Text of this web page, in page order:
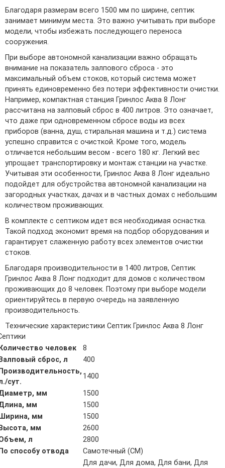
Благодаря размерам всего 1500 мм по ширине, септик
занимает минимум места. Это важно учитывать при выборе
модели, чтобы избежать последующего переноса
сооружения.
При выборе автономной канализации важно обращать
внимание на показатель залпового сброса - это
максимальный объем стоков, который система может
принять единовременно без потери эффективности очистки.
Например, компактная станция Гринлос Аква 8 Лонг
рассчитана на залповый сброс в 400 литров. Это означает,
что даже при одновременном сбросе воды из всех
приборов (ванна, душ, стиральная машина и т.д.) система
успешно справится с очисткой. Кроме того, модель
отличается небольшим весом - всего 180 кг. Легкий вес
упрощает транспортировку и монтаж станции на участке.
Учитывая эти особенности, Гринлос Аква 8 Лонг идеально
подойдет для обустройства автономной канализации на
загородных участках, дачах и в частных домах с небольшим
количеством проживающих.
В комплекте с септиком идет вся необходимая оснастка.
Такой подход экономит время на подбор оборудования и
гарантирует слаженную работу всех элементов очистки
стоков.
Благодаря производительности в 1400 литров, Септик
Гринлос Аква 8 Лонг подходит для домов с количеством
проживающих до 8 человек. Поэтому при выборе модели
ориентируйтесь в первую очередь на заявленную
производительность.
Технические характеристики Септик Гринлос Аква 8 Лонг
человек
8
сброс, л
400
сут.
1400
мм
1500
мм
1500
мм
1500
мм
2600
л
2800
способу отвода
Самотечный (СМ)
Для дачи, Для дома, Для бани, Для